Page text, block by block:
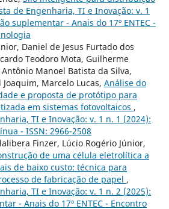
de Engenharia, TI e Inovação: v. 1
suplementar - Anais do 17º ENTEC -
Daniel de Jesus Furtado dos
Teodoro Mota, Guilherme
Manoel Batista da Silva,
Marcelo Lucas, Análise do
e proposta de protótipo para
em sistemas fotovoltaicos ,
TI e Inovação: v. 1 n. 1 (2024):
- ISSN: 2966-2508
Finzer, Lúcio Rogério Júnior,
de uma célula eletrolítica a
de baixo custo: técnica para
de fabricação de papel ,
TI e Inovação: v. 1 n. 2 (2025):
- Anais do 17º ENTEC - Encontro